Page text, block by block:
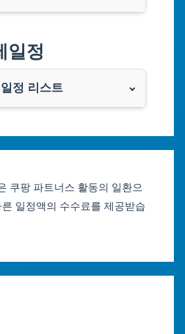
시
시
시
자치시
일정
정 리스트
일정
일정
쿠팡 파트너스 활동의 일환으
른 일정액의 수수료를 제공받습